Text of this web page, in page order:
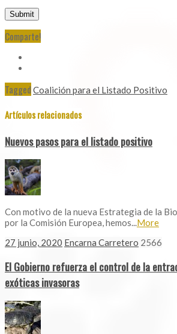
Comparte!
Tagged Coalición para el Listado Positivo
Artículos relacionados
Nuevos pasos para el listado positivo
Con motivo de la nueva Estrategia de la
por la Comisión Europea, hemos...More
27 junio, 2020 Encarna Carretero 2566
El Gobierno refuerza el control de la
exóticas invasoras